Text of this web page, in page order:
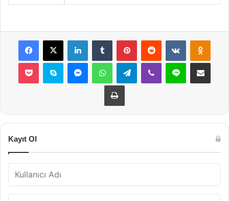
Facebook
X LinkedInTumblr PinterestReddit VKontakte
Pocket Skype MessengerWhatsAppTelegramViber Line E-Posta ile
Yazdır
Kayıt Ol